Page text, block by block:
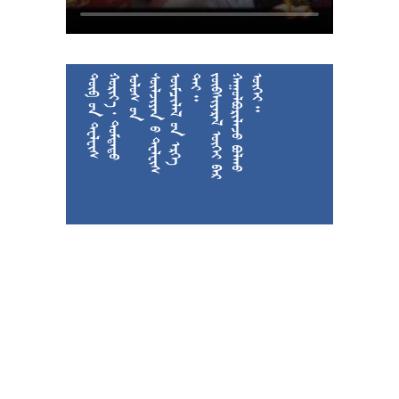

































































  






































 